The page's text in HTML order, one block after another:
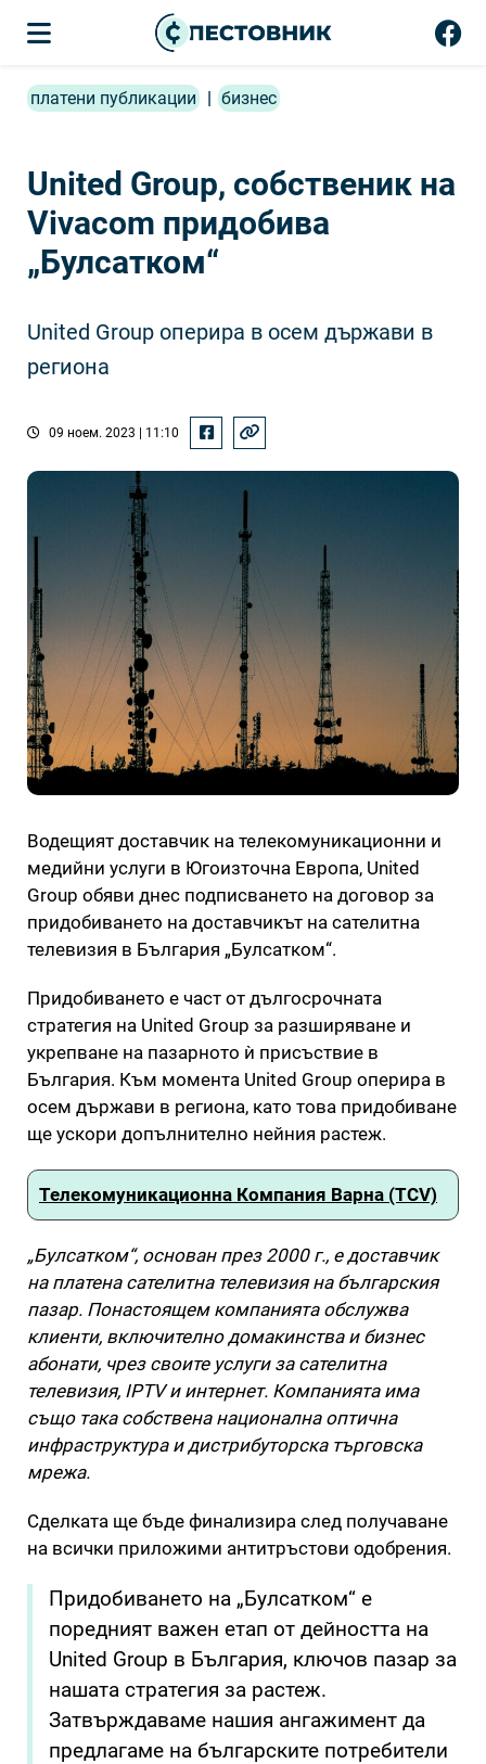
платени публикации | бизнес
United Group, собственик на
Vivacom придобива
„Булсатком“
United Group оперира в осем държави в
региона
09 ноем. 2023 | 11:10
Водещият доставчик на телекомуникационни и
медийни услуги в Югоизточна Европа, United
Group обяви днес подписването на договор за
придобиването на доставчикът на сателитна
телевизия в България „Булсатком“.
Придобиването е част от дългосрочната
стратегия на United Group за разширяване и
укрепване на пазарното ѝ присъствие в
България. Към момента United Group оперира в
осем държави в региона, като това придобиване
ще ускори допълнително нейния растеж.
Телекомуникационна Компания Варна (TCV)
„Булсатком“, основан през 2000 г., е доставчик
на платена сателитна телевизия на българския
пазар. Понастоящем компанията обслужва
клиенти, включително домакинства и бизнес
абонати, чрез своите услуги за сателитна
телевизия, IPTV и интернет. Компанията има
също така собствена национална оптична
инфраструктура и дистрибуторска търговска
мрежа.
Сделката ще бъде финализира след получаване
на всички приложими антитръстови одобрения.
Придобиването на „Булсатком“ е
поредният важен етап от дейността на
United Group в България, ключов пазар за
нашата стратегия за растеж.
Затвърждаваме нашия ангажимент да
предлагаме на българските потребители